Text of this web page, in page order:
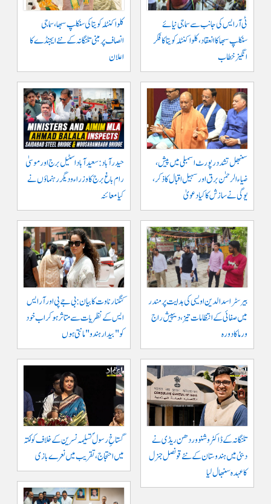
ٹی آر ایس کی جانب سے سماجی نیائے
سنکلپ سبھا کا انعقاد، کلواکنٹلہ کویتا کا فکر
انگیز خطاب
کلواکنٹلہ کویتا کی سنکلپ سبھا، سماجی
انصاف پر مبنی تلنگانہ کے نئے ایجنڈے کا
اعلان
سنبھل تشدد رپورٹ اسمبلی میں پیش،
ضیاء الرحمٰن برق اور سہیل اقبال کا ذکر،
یوگی نے سازش کا کیا دعویٰ
حیدرآباد: سعیدآباد اسٹیل برج اور موسیٰ
رام باغ برج کا وزراء و دیگر رہنماؤں نے
کیا معائنہ
بیرسٹر اسدالدین اویسی کی ہدایت پر مندر
میں صفائی کے انتظامات تیز، دیپیش راج
ورما کا دورہ
کنگنا رناوت کا بیان: بی جے پی اور آر ایس
ایس کے نظریات سے متاثر ہو کر اب خود
کو "بیدار ہندو" مانتی ہوں
تلنگانہ کے ڈاکٹر وشنو وردھن ریڈی نے
دبئی میں ہندوستان کے نئے قونصل جنرل
کا عہدہ سنبھال لیا
گستاخِ رسولؐ تسلیمہ نسرین کے خلاف کولکتہ
میں احتجاج، تقریب میں نعرے بازی